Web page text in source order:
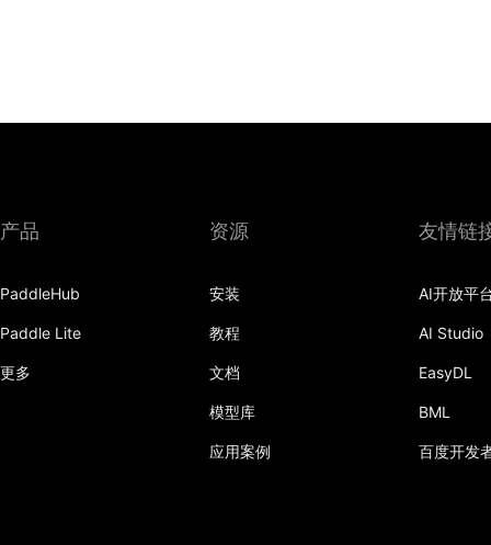
产品
PaddleHub
Paddle Lite
更多
资源
安装
教程
文档
模型库
应用案例
友情链
AI开放平
AI Studio
EasyDL
BML
百度开发